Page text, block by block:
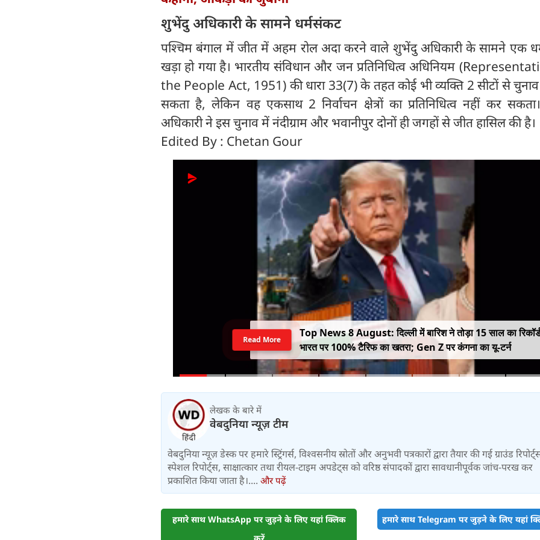
शुभेंदु अधिकारी के सामने धर्मसंकट
पश्चिम बंगाल में जीत में अहम रोल अदा करने वाले शुभेंदु अधिकारी के सामने एक
खड़ा हो गया है। भारतीय संविधान और जन प्रतिनिधित्व अधिनियम
the People Act, 1951) की धारा 33(7) के तहत कोई भी व्यक्ति 2 सीटों से
सकता है, लेकिन वह एकसाथ 2 निर्वाचन क्षेत्रों का प्रतिनिधित्व नहीं कर
अधिकारी ने इस चुनाव में नंदीग्राम और भवानीपुर दोनों ही जगहों से जीत हासिल की है।
Edited By : Chetan Gour
Top News 8 August: दिल्ली में बारिश ने तोड़ा 15 साल का
भारत पर 100% टैरिफ का खतरा; Gen Z पर कंगना का यू-टर्न
Read More
लेखक के बारे में
वेबदुनिया न्यूज़ टीम
वेबदुनिया न्यूज़ डेस्क पर हमारे स्ट्रिंगर्स, विश्वसनीय स्रोतों और अनुभवी पत्रकारों द्वारा तैयार की गई ग्राउंड
स्पेशल रिपोर्ट्स, साक्षात्कार तथा रीयल-टाइम अपडेट्स को वरिष्ठ संपादकों द्वारा सावधानीपूर्वक जांच-परख कर
प्रकाशित किया जाता है।.... और पढ़ें
हमारे साथ WhatsApp पर जुड़ने के लिए यहां क्लिक
करें
हमारे साथ Telegram पर जुड़ने के लिए यहां